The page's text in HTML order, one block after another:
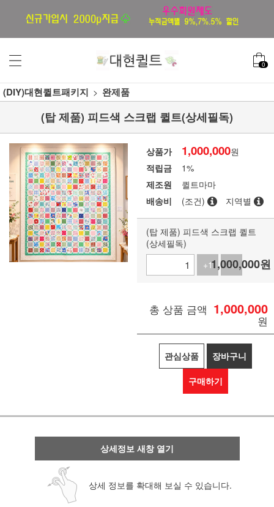
0
(DIY)대현퀼트패키지 완제품
(탑 제품) 피드색 스크랩 퀼트(상세필독)
상품가 1,000,000원
적립금
1%
제조원
퀼트마마
배송비
(조건) 지역별
(탑 제품) 피드색 스크랩 퀼트
(상세필독)
+1
-1
1,000,000원
총 상품 금액 1,000,000
원
관심상품 장바구니
구매하기
상세정보 새창 열기
상세 정보를 확대해 보실 수 있습니다.